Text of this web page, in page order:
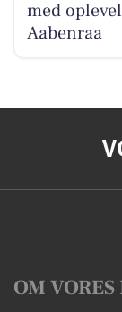
med
Aabenraa
OM